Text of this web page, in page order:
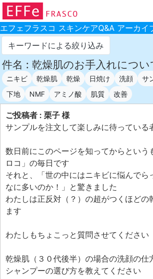
ホーム
ご注文フォーム
初回割引
製品のご案内
お買い物ガイド
スキンケアQ&Aアーカイブス
製品レビュー
スキンケア基礎講座
コスメ辞典 化粧品成分検索
ご購入履歴
ご登録情報
ご紹介(アフェリエイト)制度
お問い合わせフォーム
エフェフラスコ スキンケアQ&A アーカイ
キーワードによる絞り込み
件名 : 乾燥肌のお手入れについ
ニキビ 乾燥肌 乾燥 日焼け 洗顔 サ
下地
NMF アミノ酸 肌質 改善
ご投稿者 : 栗子 様
サンプルを注文して楽しみに待っている
数日前にこのページを知ってからという
ロコ」の毎日です
それと、「世の中にはニキビに悩んでら
なに多いのか！」と驚きました
わたしは正反対（？）の超がつくほどの
ます
わたしもちょこっと質問させてください
乾燥肌（３０代後半）の場合の洗顔の仕
シャンプーの選び方を教えてください